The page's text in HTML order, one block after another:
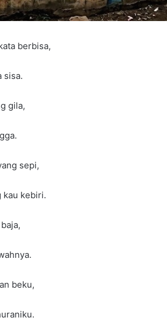
berbisa,
sisa.
gila,
sepi,
kau kebiri.
beku,